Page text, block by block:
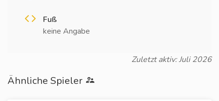
Fuß
keine Angabe
Zuletzt aktiv: Juli 2026
Ähnliche Spieler